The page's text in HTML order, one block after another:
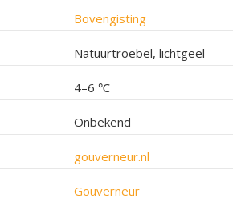
Bovengisting
Natuurtroebel, lichtgeel
4–6 ℃
Onbekend
gouverneur.nl
Gouverneur